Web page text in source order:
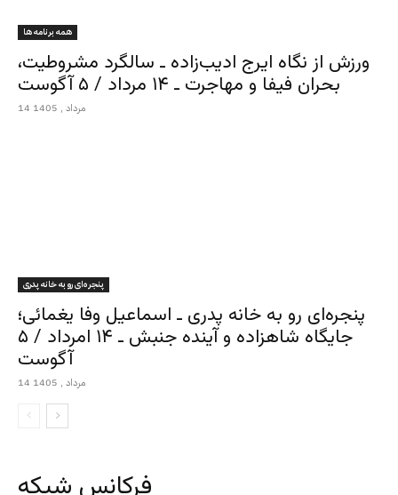
همه برنامه ها
ورزش از نگاه ایرج ادیب‌زاده ـ سالگرد مشروطیت،
بحران فیفا و مهاجرت ـ ۱۴ مرداد / ۵ آگوست
14 مرداد , 1405
پنجره‌ای رو به خانه پدری
پنجره‌ای رو به خانه پدری ـ اسماعیل وفا یغمائی؛
جایگاه شاهزاده و آینده جنبش ـ ۱۴ امرداد / ۵
آگوست
14 مرداد , 1405
فرکانس شبکه